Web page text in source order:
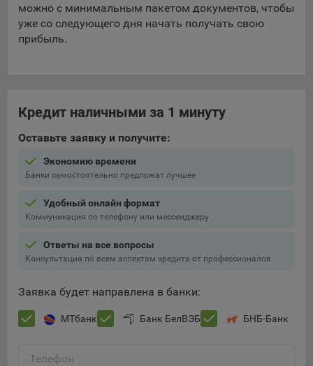
определять предпочтения пользователей сайта, в том числе
наиболее и наименее популярные страницы и принимать
меры по совершенствованию работы сайта исходя из
автоматически удалять сессионные файлы cookie. Кроме
того, субъект персональных данных может удалить ранее
опцию в истории браузера.
перейдя по внешним ссылкам, ведущим на
соответствующие страницы сайтов основных браузеров:
Firefox
Chrome
Microsoft Edge
можно с минимальным пакетом документов, чтобы
уже со следующего дня начать получать свою
прибыль.
Кредит наличными за 1 минуту
Оставьте заявку и получите:
Экономию времени
Банки самостоятельно предложат лучшее
Удобный онлайн формат
Коммуникация по телефону или мессенджеру
Ответы на все вопросы
Консультация по всем аспектам кредита от профессионалов
Заявка будет направлена в банки:
МТбанк Банк БелВЭБ БНБ-Банк
Телефон